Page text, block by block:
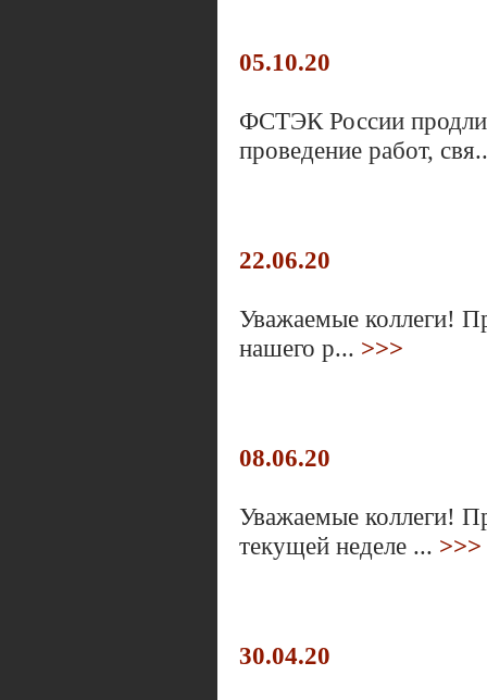
05.10.20
ФСТЭК России
проведение работ,
22.06.20
Уважаемые коллеги!
нашего р... >>>
08.06.20
Уважаемые коллеги!
текущей неделе ... >>>
30.04.20